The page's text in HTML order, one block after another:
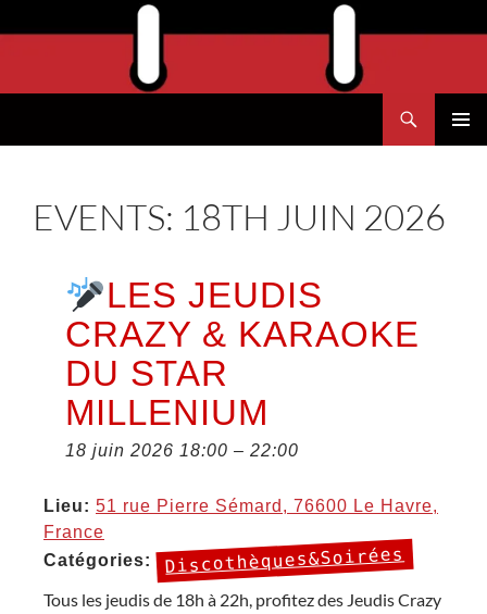
au
EVENTS: 18TH JUIN 2026
LES JEUDIS
CRAZY & KARAOKE
DU STAR
MILLENIUM
18 juin 2026 18:00 – 22:00
Lieu: 51 rue Pierre Sémard, 76600 Le Havre,
France
Catégories:
Discothèques&Soirées
Tous les jeudis de 18h à 22h, profitez des Jeudis Crazy